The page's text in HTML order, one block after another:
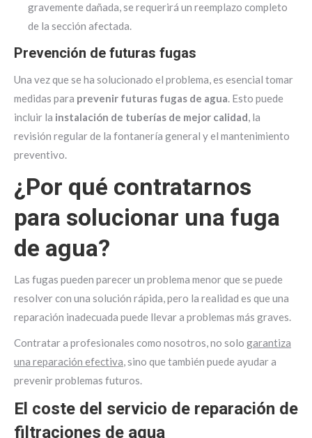
gravemente dañada, se requerirá un reemplazo completo
de la sección afectada.
Prevención de futuras fugas
Una vez que se ha solucionado el problema, es esencial tomar
medidas para prevenir futuras fugas de agua. Esto puede
incluir la instalación de tuberías de mejor calidad, la
revisión regular de la fontanería general y el mantenimiento
preventivo.
¿Por qué contratarnos
para solucionar una fuga
de agua?
Las fugas pueden parecer un problema menor que se puede
resolver con una solución rápida, pero la realidad es que una
reparación inadecuada puede llevar a problemas más graves.
Contratar a profesionales como nosotros, no solo garantiza
una reparación efectiva, sino que también puede ayudar a
prevenir problemas futuros.
El coste del servicio de reparación de
filtraciones de agua